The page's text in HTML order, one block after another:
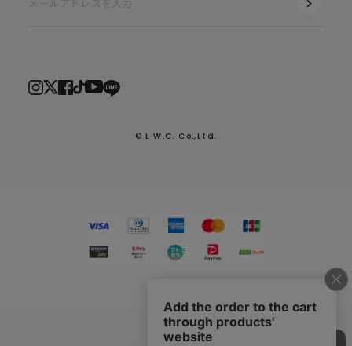
© L.W.C. Co.,Ltd.